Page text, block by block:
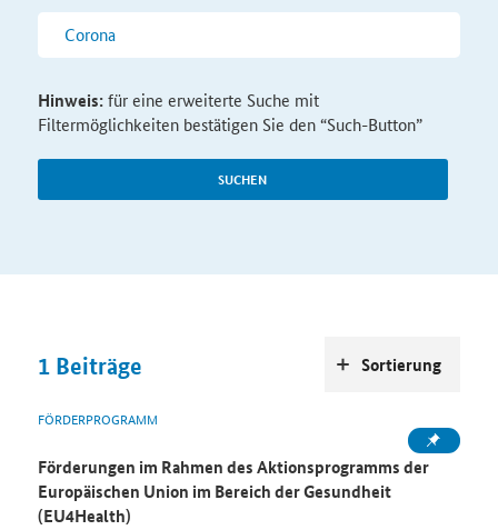
SUCHEN
Hinweis:für eine erweiterte Suche mit
Filtermöglichkeiten bestätigen Sie den “Such-Button”
1 Beiträge
FÖRDERPROGRAMM
Förderungen im Rahmen des Aktionsprogramms der
Europäischen Union im Bereich der Gesundheit
(EU4Health)
Sortierung